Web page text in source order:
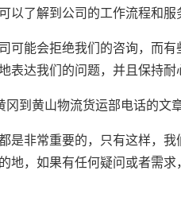
了解到公司的工作流程和服
可能会拒绝我们的咨询，而
达我们的问题，并且保持耐
是非常重要的，只有这样，
地，如果有任何疑问或者需